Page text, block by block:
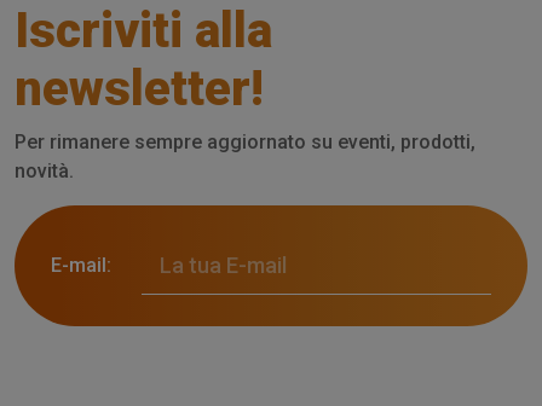
Iscriviti alla
newsletter!
Per rimanere sempre aggiornato su eventi, prodotti,
novità.
E-mail: